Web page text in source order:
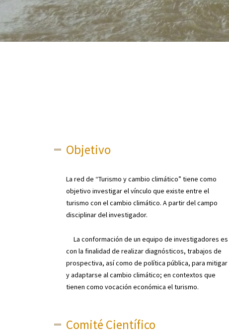
Objetivo
La red de “Turismo y cambio climático” tiene como
objetivo investigar el vínculo que existe entre el
turismo con el cambio climático. A partir del campo
disciplinar del investigador.
La conformación de un equipo de investigadores es
con la finalidad de realizar diagnósticos, trabajos de
prospectiva, así como de política pública, para mitigar
y adaptarse al cambio climático; en contextos que
tienen como vocación económica el turismo.
Comité Científico